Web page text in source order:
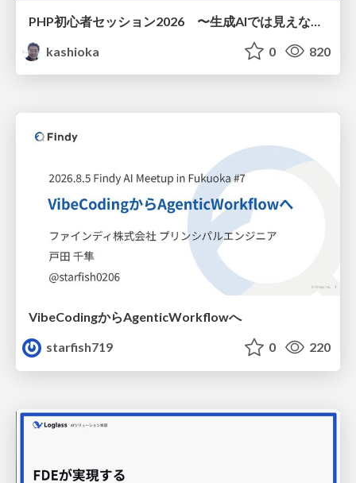
kashioka
0 820
VibeCodingからAgenticWorkflowへ
starfish719
0 220